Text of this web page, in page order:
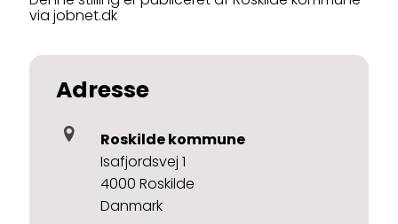
via jobnet.dk
Adresse
Roskilde kommune
Isafjordsvej 1
4000 Roskilde
Danmark